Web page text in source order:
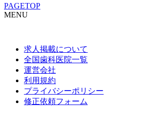
PAGETOP
MENU
求人掲載について
全国歯科医院一覧
運営会社
利用規約
プライバシーポリシー
修正依頼フォーム